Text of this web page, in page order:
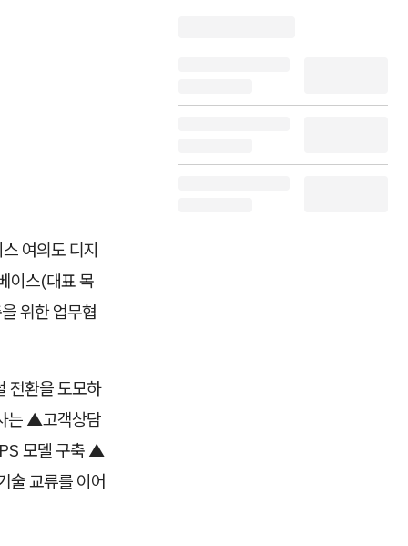
여의도 디지
이스(대표 목
위한 업무협
전환을 도모하
는 ▲고객상담
모델 구축 ▲
술 교류를 이어